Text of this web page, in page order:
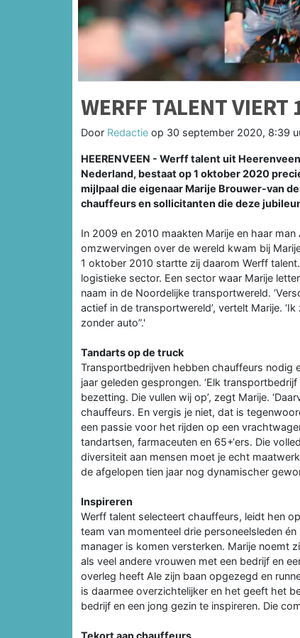
WERFF TALENT
Door Redactie op 30 september 2020, 8:39
HEERENVEEN - Werff talent uit
Nederland, bestaat op 1 oktober 2020
mijlpaal die eigenaar Marije Brouwer-van
chauffeurs en sollicitanten die deze
In 2009 en 2010 maakten Marije en haar
omzwervingen over de wereld kwam bij
1 oktober 2010 startte zij daarom Werff
logistieke sector. Een sector waar Marije
naam in de Noordelijke transportwereld.
actief in de transportwereld’, vertelt Marije.
zonder auto”.'
Tandarts op de truck
Transportbedrijven hebben chauffeurs nodig
jaar geleden gesprongen. ‘Elk
bezetting. Die vullen wij op’, zegt Marije.
chauffeurs. En vergis je niet, dat is
een passie voor het rijden op een
tandartsen, farmaceuten en 65+‘ers. Die
diversiteit aan mensen moet je echt
de afgelopen tien jaar nog dynamischer
Inspireren
Werff talent selecteert chauffeurs, leidt hen
team van momenteel drie personeelsleden
manager is komen versterken. Marije noemt
als veel andere vrouwen met een bedrijf en
overleg heeft Ale zijn baan opgezegd en
is daarmee overzichtelijker en het geeft het
bedrijf en een jong gezin te inspireren. Die
Tekort aan chauffeurs